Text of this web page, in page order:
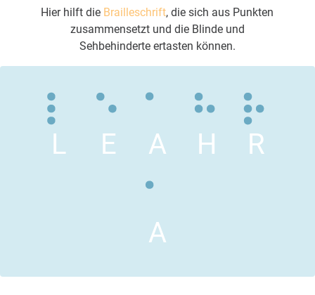
Hier hilft die Brailleschrift, die sich aus Punkten
zusammensetzt und die Blinde und
Sehbehinderte ertasten können.
L E A H R
A